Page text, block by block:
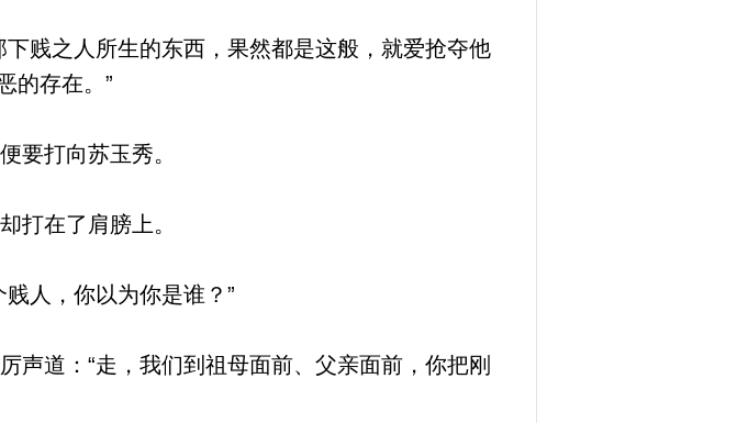
贱之人所生的东西，果然都是这般，就爱抢夺他
的存在。”
要打向苏玉秀。
打在了肩膀上。
人，你以为你是谁？”
道：“走，我们到祖母面前、父亲面前，你把刚